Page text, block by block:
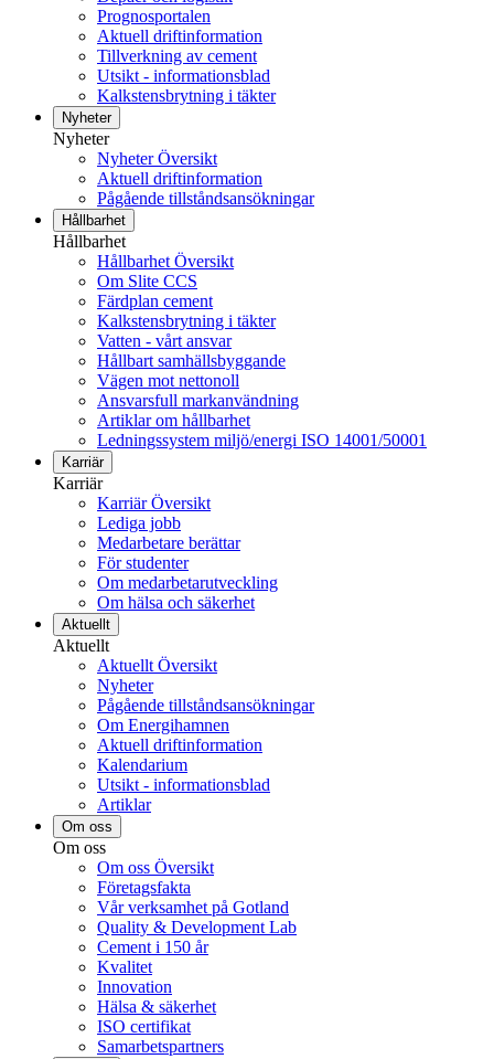
Prognosportalen
Aktuell driftinformation
Tillverkning av cement
Utsikt - informationsblad
Kalkstensbrytning i täkter
Nyheter
Nyheter
Nyheter Översikt
Aktuell driftinformation
Pågående tillståndsansökningar
Hållbarhet
Hållbarhet
Hållbarhet Översikt
Om Slite CCS
Färdplan cement
Kalkstensbrytning i täkter
Vatten - vårt ansvar
Hållbart samhällsbyggande
Vägen mot nettonoll
Ansvarsfull markanvändning
Artiklar om hållbarhet
Ledningssystem miljö/energi ISO 14001/50001
Karriär
Karriär
Karriär Översikt
Lediga jobb
Medarbetare berättar
För studenter
Om medarbetarutveckling
Om hälsa och säkerhet
Aktuellt
Aktuellt
Aktuellt Översikt
Nyheter
Pågående tillståndsansökningar
Om Energihamnen
Aktuell driftinformation
Kalendarium
Utsikt - informationsblad
Artiklar
Om oss
Om oss
Om oss Översikt
Företagsfakta
Vår verksamhet på Gotland
Quality & Development Lab
Cement i 150 år
Kvalitet
Innovation
Hälsa & säkerhet
ISO certifikat
Samarbetspartners